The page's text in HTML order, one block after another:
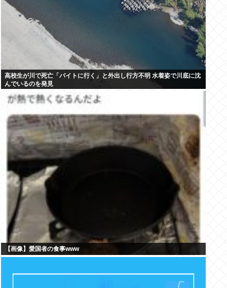
高校生が川で死亡「バイトに行く」と外出し行方不明 水着姿で川底に沈
んでいるのを発見
【画像】愛国者の食事www